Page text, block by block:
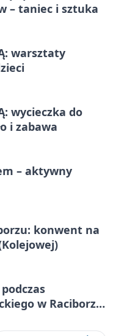
– taniec i sztuka
warsztaty
wycieczka do
i zabawa
– aktywny
konwent na
w Raciborzu